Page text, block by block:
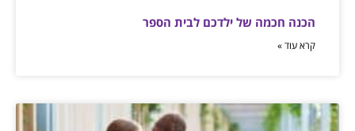
הכנה חכמה של ילדכם לבית הספר
קרא עוד »